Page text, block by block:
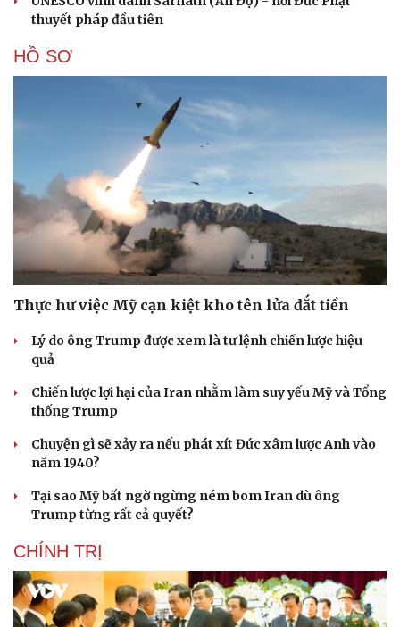
thuyết pháp đầu tiên
HỒ SƠ
Thực hư việc Mỹ cạn kiệt kho tên lửa đắt tiền
Lý do ông Trump được xem là tư lệnh chiến lược hiệu
quả
Chiến lược lợi hại của Iran nhằm làm suy yếu Mỹ và Tổng
thống Trump
Chuyện gì sẽ xảy ra nếu phát xít Đức xâm lược Anh vào
năm 1940?
Tại sao Mỹ bất ngờ ngừng ném bom Iran dù ông
Trump từng rất cả quyết?
CHÍNH TRỊ